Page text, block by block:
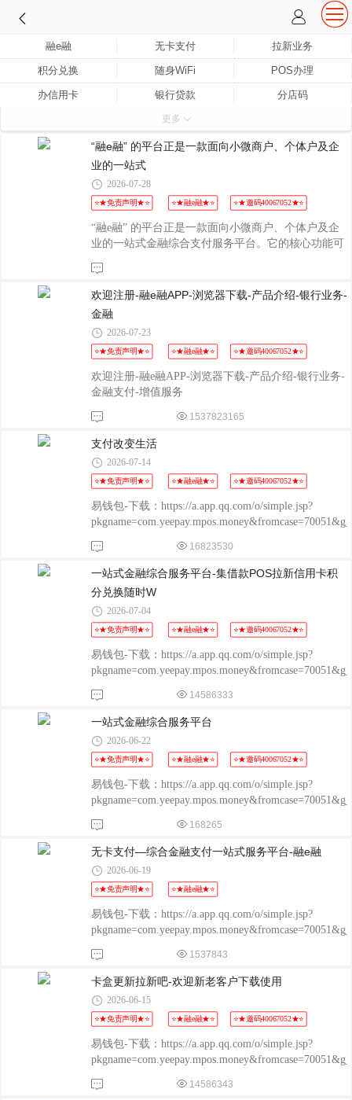
融e融 无卡支付 拉新业务
积分兑换 随身WiFi POS办理
办信用卡 银行贷款 分店码
小蚂蚁金支
贷款业务 招募代理
更多
“融e融” 的平台正是一款面向小微商户、个体户及企
业的一站式
2026-07-28
⭐★免责声明★⭐ ⭐★融e融★⭐ ⭐★邀码40067052★⭐
“融e融” 的平台正是一款面向小微商户、个体户及企
业的一站式金融综合支付服务平台。它的核心功能可
宝、银联云闪付、银行卡及数字人民币等全渠道。商
户可通过收款码、POS机、智能音箱收款，或接入小
程序/APP线上收银台，实现“一码多付”。· 经营融
资：提供融资贷款服务，主打“随借随还”，缓解商户
资金周转压力。· 资金管理：集成了对账、理财等资
金管理功能，方便一站式处理店铺财务。这款“融e
融”平台明确表示区别于工行的“融e行/融e购/融e联”等
产品，是一个独立的商户服务平台。
欢迎注册-融e融APP-浏览器下载-产品介绍-银行业务-
金融
2026-07-23
⭐★免责声明★⭐ ⭐★融e融★⭐ ⭐★邀码40067052★⭐
欢迎注册-融e融APP-浏览器下载-产品介绍-银行业务-
金融支付-增值服务
1537823165
支付改变生活
2026-07-14
⭐★免责声明★⭐ ⭐★融e融★⭐ ⭐★邀码40067052★⭐
易钱包-下载：https://a.app.qq.com/o/simple.jsp?
http://www.chengrongkeji.cn/wap_lycrdz.html; 颐支付
POS：http://oss.flmyzf.com/yzf/html/regist/index.html?
phone=%E4%
16823530
一站式金融综合服务平台-集借款POS拉新信用卡积
分兑换随时W
2026-07-04
⭐★免责声明★⭐ ⭐★融e融★⭐ ⭐★邀码40067052★⭐
易钱包-下载：https://a.app.qq.com/o/simple.jsp?
http://www.chengrongkeji.cn/wap_lycrdz.html; 颐支付
POS：http://oss.flmyzf.com/yzf/html/regist/index.html?
phone=%E4%
14586333
一站式金融综合服务平台
2026-06-22
⭐★免责声明★⭐ ⭐★融e融★⭐ ⭐★邀码40067052★⭐
易钱包-下载：https://a.app.qq.com/o/simple.jsp?
http://www.chengrongkeji.cn/wap_lycrdz.html; 颐支付
POS：http://oss.flmyzf.com/yzf/html/regist/index.html?
phone=%E4%
168265
无卡支付—综合金融支付一站式服务平台-融e融
2026-06-19
⭐★免责声明★⭐ ⭐★融e融★⭐
易钱包-下载：https://a.app.qq.com/o/simple.jsp?
http://www.chengrongkeji.cn/wap_lycrdz.html; 颐支付
POS：http://oss.flmyzf.com/yzf/html/regist/index.html?
phone=%E4%
1537843
卡盒更新拉新吧-欢迎新老客户下载使用
2026-06-15
⭐★免责声明★⭐ ⭐★融e融★⭐ ⭐★邀码40067052★⭐
易钱包-下载：https://a.app.qq.com/o/simple.jsp?
http://www.chengrongkeji.cn/wap_lycrdz.html; 颐支付
14586343